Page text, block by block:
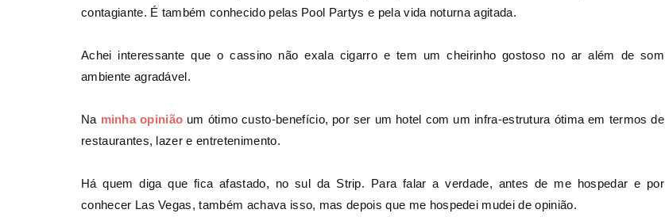
contagiante. É também conhecido pelas Pool Partys e pela vida noturna agitada.
Achei interessante que o cassino não exala cigarro e tem um cheirinho gostoso no ar além de som
ambiente agradável.
Na minha opinião um ótimo custo-benefício, por ser um hotel com um infra-estrutura ótima em termos de
restaurantes, lazer e entretenimento.
Há quem diga que fica afastado, no sul da Strip. Para falar a verdade, antes de me hospedar e por
conhecer Las Vegas, também achava isso, mas depois que me hospedei mudei de opinião.